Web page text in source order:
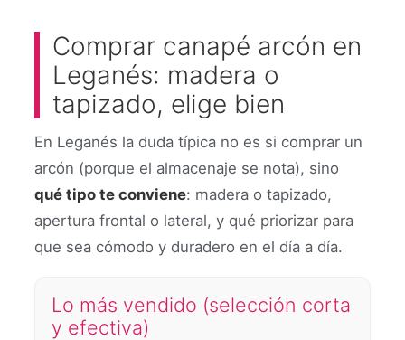
Comprar canapé arcón en
Leganés: madera o
tapizado, elige bien
En Leganés la duda típica no es si comprar un
arcón (porque el almacenaje se nota), sino
qué tipo te conviene: madera o tapizado,
apertura frontal o lateral, y qué priorizar para
que sea cómodo y duradero en el día a día.
Lo más vendido (selección corta
y efectiva)